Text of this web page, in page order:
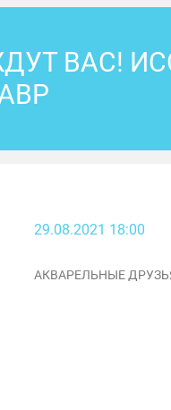
ВАС!
29.08.2021 18:00
АКВАРЕЛЬНЫЕ